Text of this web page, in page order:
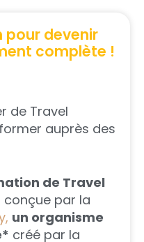
pour devenir
complète !
de Travel
auprès des
de Travel
conçue par la
un organisme
créé par la